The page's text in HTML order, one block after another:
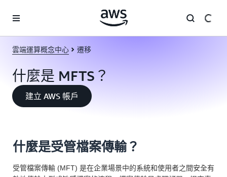
雲端運算概念中心 遷移
什麼是 MFTS？
建立 AWS 帳戶
什麼是受管檔案傳輸？
受管檔案傳輸 (MFT) 是在企業場景中的系統和使用者之間安全有